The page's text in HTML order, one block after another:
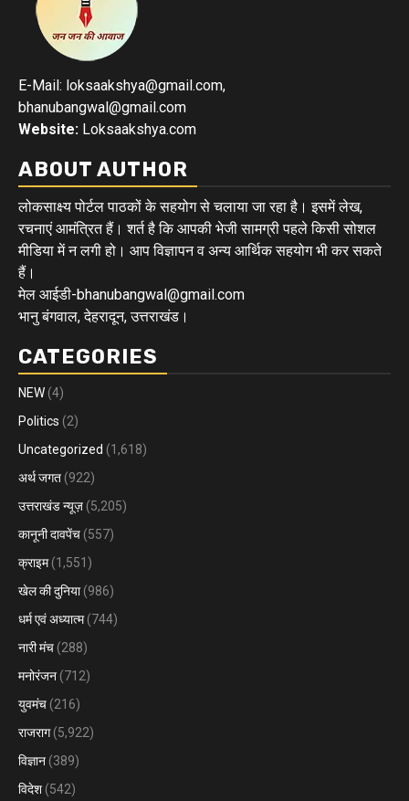
E-Mail: loksaakshya@gmail.com,
bhanubangwal@gmail.com
Website: Loksaakshya.com
ABOUT AUTHOR
लोकसाक्ष्य पोर्टल पाठकों के सहयोग से चलाया जा रहा है। इसमें लेख,
रचनाएं आमंत्रित हैं। शर्त है कि आपकी भेजी सामग्री पहले किसी सोशल
मीडिया में न लगी हो। आप विज्ञापन व अन्य आर्थिक सहयोग भी कर सकते
हैं।
मेल आईडी-bhanubangwal@gmail.com
भानु बंगवाल, देहरादून, उत्तराखंड।
CATEGORIES
NEW (4)
Politics (2)
Uncategorized (1,618)
अर्थ जगत (922)
उत्तराखंड न्यूज़ (5,205)
कानूनी दावपेंच (557)
क्राइम(1,551)
खेल की दुनिया(986)
धर्म एवं अध्यात्म(744)
नारी मंच (288)
मनोरंजन (712)
युवमंच (216)
राजराग(5,922)
विज्ञान (389)
विदेश (542)